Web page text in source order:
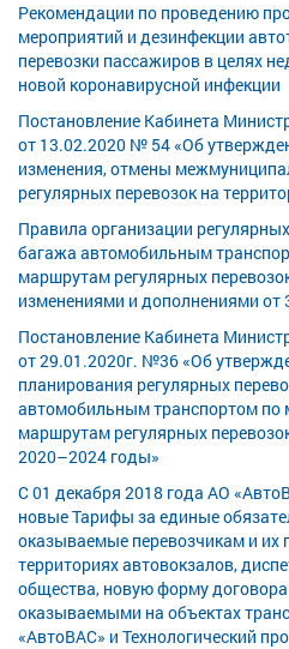
Рекомендации по проведению
мероприятий и дезинфекции
перевозки пассажиров в целях
новой коронавирусной инфекции
Постановление Кабинета
от 13.02.2020 № 54 «Об
изменения, отмены
регулярных перевозок на
Правила организации
багажа автомобильным
маршрутам регулярных
изменениями и дополнениями от
Постановление Кабинета
от 29.01.2020г. №36 «Об
планирования регулярных
автомобильным транспортом
маршрутам регулярных
2020–2024 годы»
С 01 декабря 2018 года АО
новые Тарифы за единые
оказываемые перевозчикам и их
территориях автовокзалов,
общества, новую форму
оказываемыми на объектах
«АвтоВАС» и Технологический